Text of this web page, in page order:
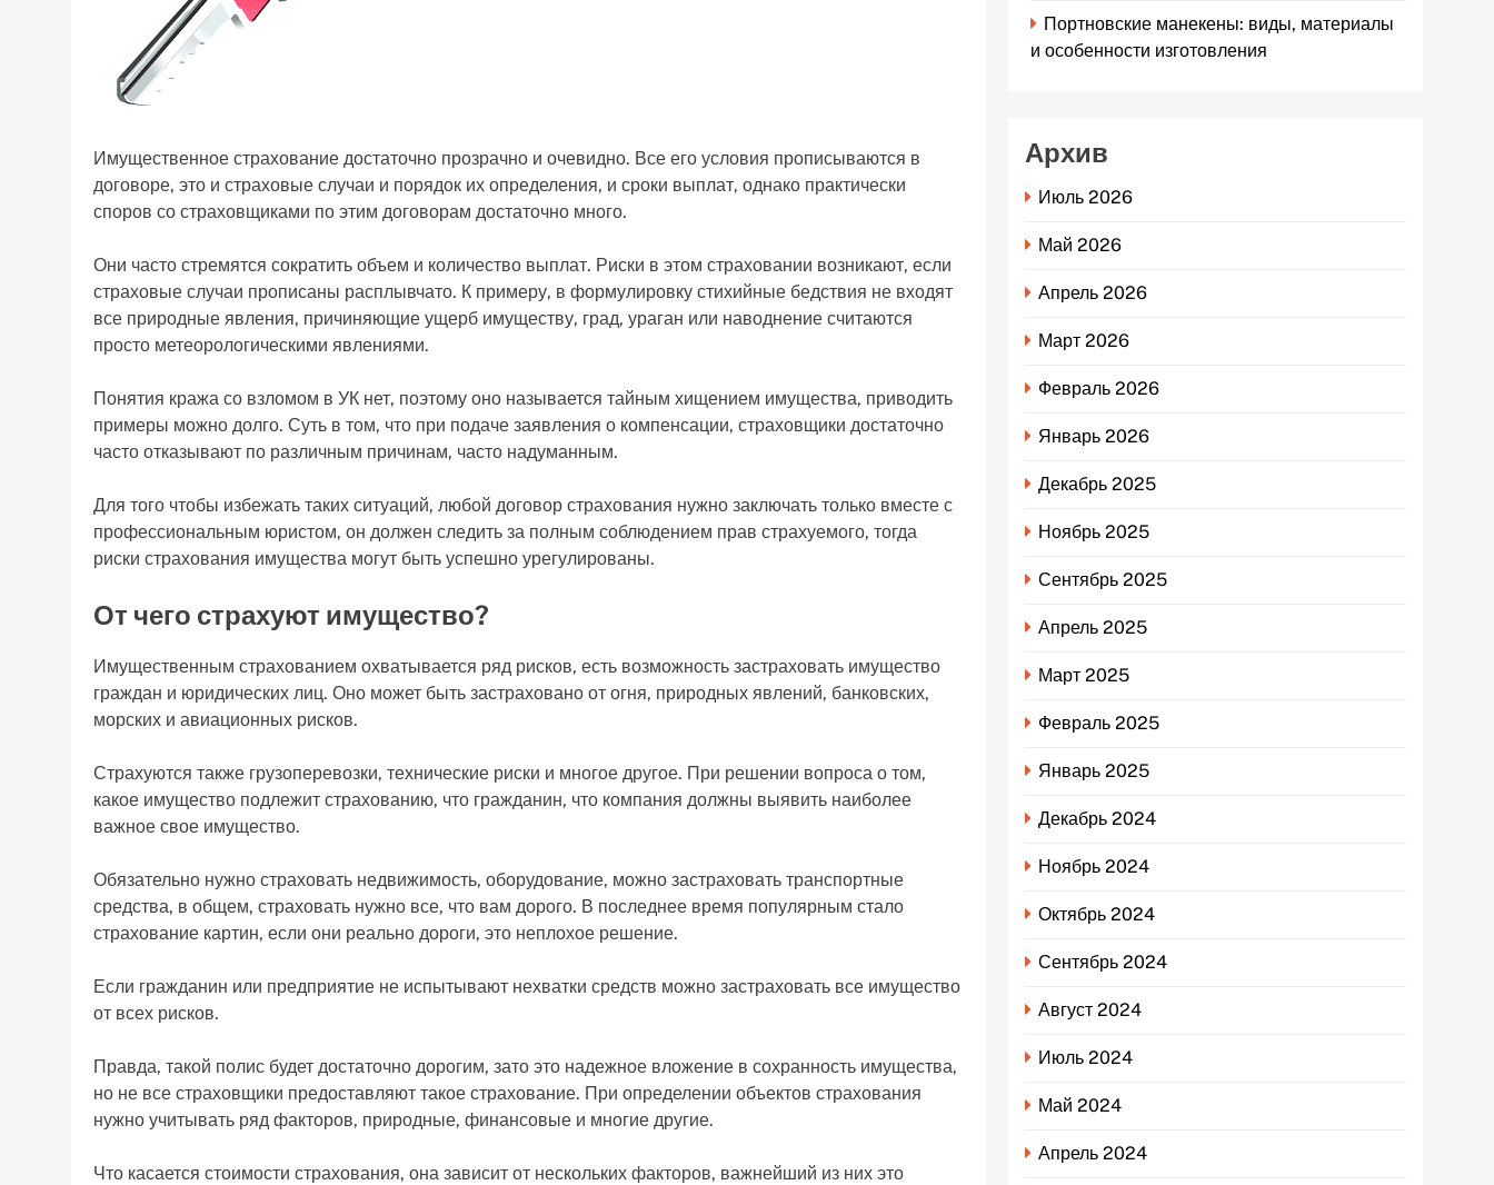
Имущественное страхование достаточно прозрачно и очевидно. Все его условия прописываются в
договоре, это и страховые случаи и порядок их определения, и сроки выплат, однако практически
споров со страховщиками по этим договорам достаточно много.
Они часто стремятся сократить объем и количество выплат. Риски в этом страховании возникают, если
страховые случаи прописаны расплывчато. К примеру, в формулировку стихийные бедствия не входят
все природные явления, причиняющие ущерб имуществу, град, ураган или наводнение считаются
просто метеорологическими явлениями.
Понятия кража со взломом в УК нет, поэтому оно называется тайным хищением имущества, приводить
примеры можно долго. Суть в том, что при подаче заявления о компенсации, страховщики достаточно
часто отказывают по различным причинам, часто надуманным.
Для того чтобы избежать таких ситуаций, любой договор страхования нужно заключать только вместе с
профессиональным юристом, он должен следить за полным соблюдением прав страхуемого, тогда
риски страхования имущества могут быть успешно урегулированы.
От чего страхуют имущество?
Имущественным страхованием охватывается ряд рисков, есть возможность застраховать имущество
граждан и юридических лиц. Оно может быть застраховано от огня, природных явлений, банковских,
морских и авиационных рисков.
Страхуются также грузоперевозки, технические риски и многое другое. При решении вопроса о том,
какое имущество подлежит страхованию, что гражданин, что компания должны выявить наиболее
важное свое имущество.
Обязательно нужно страховать недвижимость, оборудование, можно застраховать транспортные
средства, в общем, страховать нужно все, что вам дорого. В последнее время популярным стало
страхование картин, если они реально дороги, это неплохое решение.
Если гражданин или предприятие не испытывают нехватки средств можно застраховать все имущество
от всех рисков.
Правда, такой полис будет достаточно дорогим, зато это надежное вложение в сохранность имущества,
но не все страховщики предоставляют такое страхование. При определении объектов страхования
нужно учитывать ряд факторов, природные, финансовые и многие другие.
Что касается стоимости страхования, она зависит от нескольких факторов, важнейший из них это
Портновские манекены: виды, материалы
и особенности изготовления
Архив
Июль 2026
Май 2026
Апрель 2026
Март 2026
Февраль 2026
Январь 2026
Декабрь 2025
Ноябрь 2025
Сентябрь 2025
Апрель 2025
Март 2025
Февраль 2025
Январь 2025
Декабрь 2024
Ноябрь 2024
Октябрь 2024
Сентябрь 2024
Август 2024
Июль 2024
Май 2024
Апрель 2024